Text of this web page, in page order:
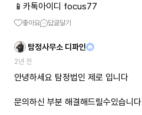
📱카톡아이디 focus77
좋아요 답글달기
탐정사무소 디파인
2년 전
안녕하세요 탐정법인 제로 입니다
문의하신 부분 해결해드릴수있습니다